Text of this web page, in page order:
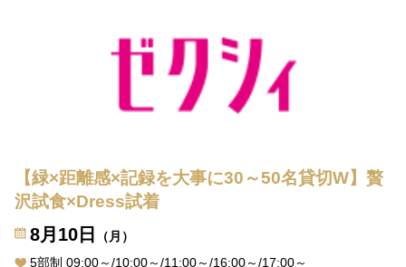
【緑×距離感×記録を大事に30～50名貸切W】贅
沢試食×Dress試着
8月10日
（月）
5部制 09:00～/10:00～/11:00～/16:00～/17:00～